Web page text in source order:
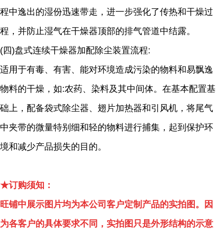
程中逸出的湿份迅速带走，进一步强化了传热和干燥过
程，并防止湿气在干燥器顶部的排气管道中结露。
(四)盘式连续干燥器加配除尘装置流程:
适用于有毒、有害、能对环境造成污染的物料和易飘逸
物料的干燥，如:农药、染料及其中间体。在基本配置基
础上，配备袋式除尘器、翅片加热器和引风机，将尾气
中夹带的微量特别细和轻的物料进行捕集，起到保护环
境和减少产品损失的目的。
★订购须知：
旺铺中展示图片均为本公司客户定制产品的实拍图。因
为各客户的具体要求不同，实拍图只是外形结构的示意